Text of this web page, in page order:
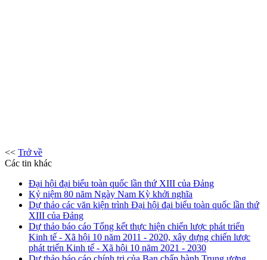
<< Trở về
Các tin khác
Đại hội đại biểu toàn quốc lần thứ XIII của Đảng
Kỷ niệm 80 năm Ngày Nam Kỳ khởi nghĩa
Dự thảo các văn kiện trình Đại hội đại biểu toàn quốc lần thứ
XIII của Đảng
Dự thảo báo cáo Tổng kết thực hiện chiến lược phát triển
Kinh tế - Xã hội 10 năm 2011 - 2020, xây dựng chiến lược
phát triển Kinh tế - Xã hội 10 năm 2021 - 2030